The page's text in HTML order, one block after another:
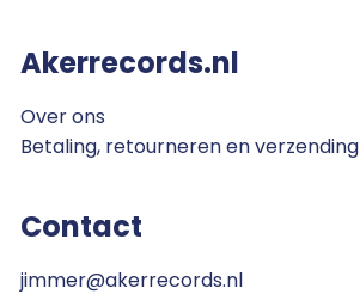
Akerrecords.nl
Over ons
Betaling, retourneren en verzending
Contact
jimmer@akerrecords.nl